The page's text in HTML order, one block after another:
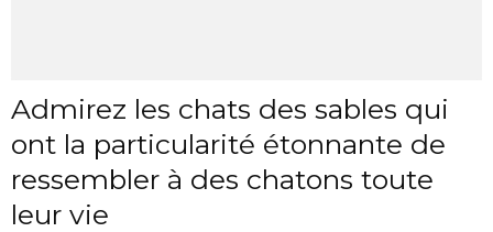
Admirez les chats des sables qui
ont la particularité étonnante de
ressembler à des chatons toute
leur vie